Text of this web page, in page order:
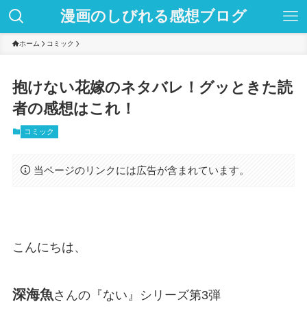
漫画のしびれる感想ブログ
ホーム コミック
抱けない花嫁のネタバレ！グッときた読
者の感想はこれ！
コミック
当ページのリンクには広告が含まれています。
こんにちは、
深海魚さんの『ない』シリーズ第3弾